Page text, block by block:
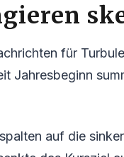
für
Jahresbeginn
auf die